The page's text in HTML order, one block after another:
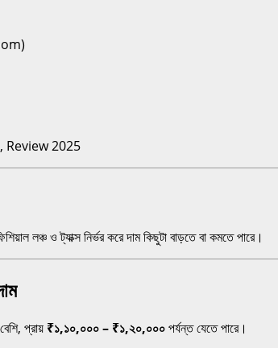
লঞ্চ ও ট্যাক্স নির্ভর করে দাম কিছুটা বাড়তে বা কমতে পারে।
প্রায় ₹১,১০,০০০ – ₹১,২০,০০০পর্যন্ত যেতে পারে।